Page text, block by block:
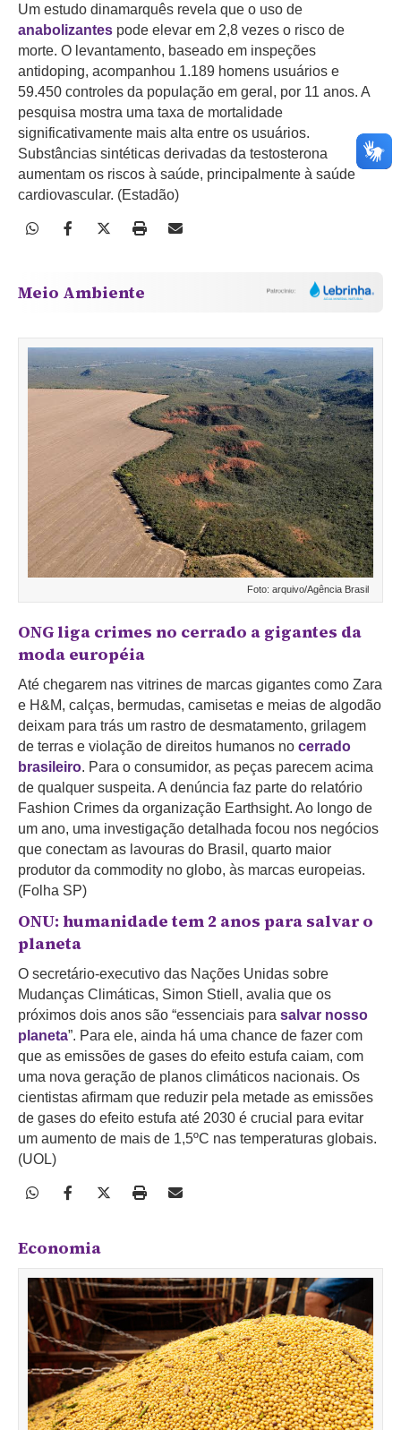
Um estudo dinamarquês revela que o uso de
anabolizantes pode elevar em 2,8 vezes o risco de
morte. O levantamento, baseado em inspeções
antidoping, acompanhou 1.189 homens usuários e
59.450 controles da população em geral, por 11 anos. A
pesquisa mostra uma taxa de mortalidade
significativamente mais alta entre os usuários.
Substâncias sintéticas derivadas da testosterona
aumentam os riscos à saúde, principalmente à saúde
cardiovascular. (Estadão)
Meio Ambiente
Foto: arquivo/Agência Brasil
ONG liga crimes no cerrado a gigantes da
moda européia
Até chegarem nas vitrines de marcas gigantes como Zara
e H&M, calças, bermudas, camisetas e meias de algodão
deixam para trás um rastro de desmatamento, grilagem
de terras e violação de direitos humanos no cerrado
brasileiro. Para o consumidor, as peças parecem acima
de qualquer suspeita. A denúncia faz parte do relatório
Fashion Crimes da organização Earthsight. Ao longo de
um ano, uma investigação detalhada focou nos negócios
que conectam as lavouras do Brasil, quarto maior
produtor da commodity no globo, às marcas europeias.
(Folha SP)
ONU: humanidade tem 2 anos para salvar o
planeta
O secretário-executivo das Nações Unidas sobre
Mudanças Climáticas, Simon Stiell, avalia que os
próximos dois anos são “essenciais para salvar nosso
planeta”. Para ele, ainda há uma chance de fazer com
que as emissões de gases do efeito estufa caiam, com
uma nova geração de planos climáticos nacionais. Os
cientistas afirmam que reduzir pela metade as emissões
de gases do efeito estufa até 2030 é crucial para evitar
um aumento de mais de 1,5ºC nas temperaturas globais.
(UOL)
Economia